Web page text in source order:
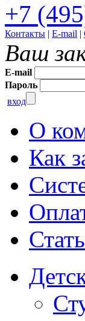
+7
Контакты | E-mail |
Ваш
E-mail
Пароль
вход
О
Как